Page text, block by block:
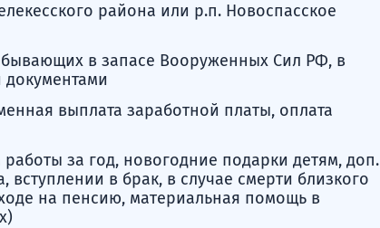
района или р.п. Новоспасское
в запасе Вооруженных Сил РФ, в
выплата заработной платы, оплата
за год, новогодние подарки детям, доп.
в брак, в случае смерти близкого
на пенсию, материальная помощь в